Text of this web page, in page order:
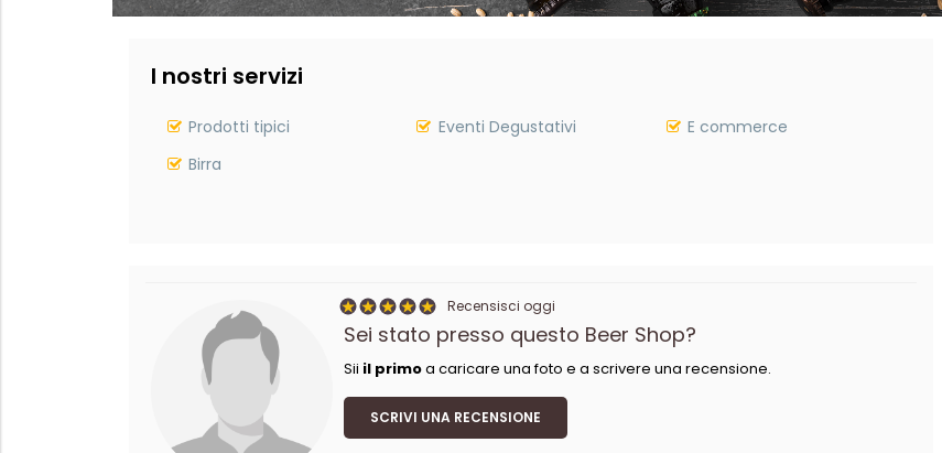
I nostri servizi
Prodotti tipici Eventi Degustativi
E commerce
Birra
Recensisci oggi
Sei stato presso questo Beer Shop?
Sii il primoa caricare una foto e a scrivere una recensione.
SCRIVI UNA RECENSIONE